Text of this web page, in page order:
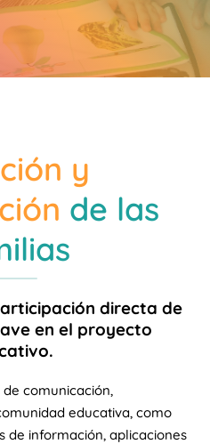
y
de las
directa de
en el proyecto
comunicación,
educativa, como
de información, aplicaciones